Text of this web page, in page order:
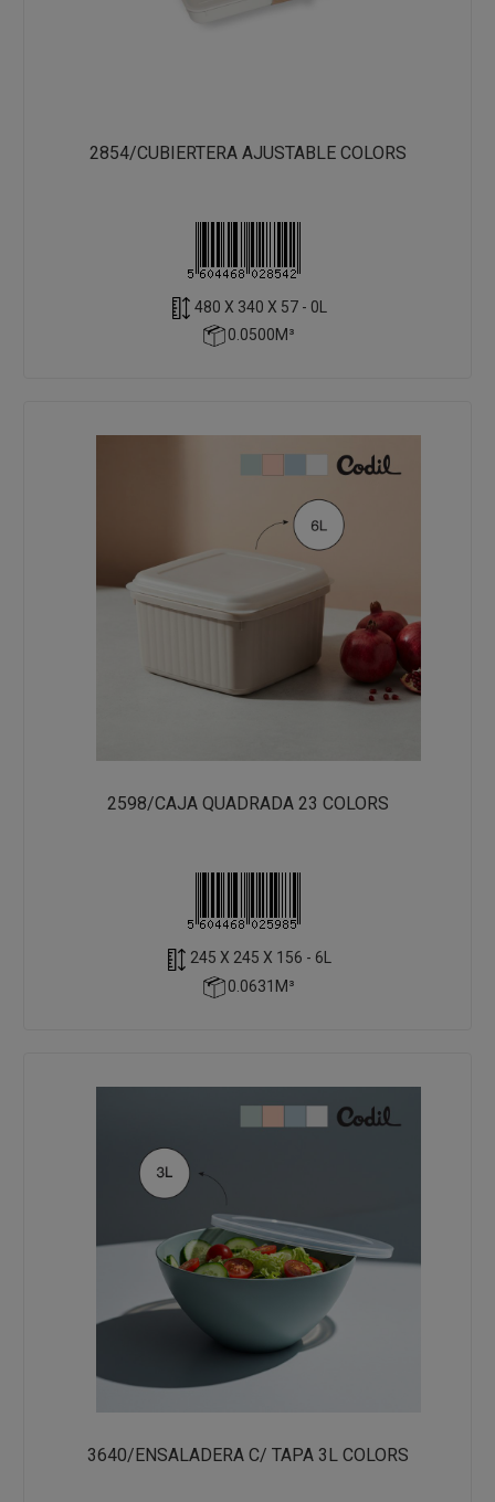
2854/CUBIERTERA AJUSTABLE COLORS
480 X 340 X 57 - 0L
0.0500M³
2598/CAJA QUADRADA 23 COLORS
245 X 245 X 156 - 6L
0.0631M³
3640/ENSALADERA C/ TAPA 3L COLORS